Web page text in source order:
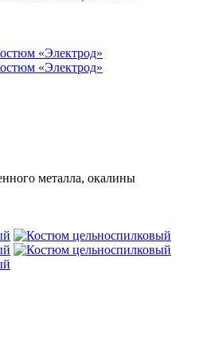
металла, окалины